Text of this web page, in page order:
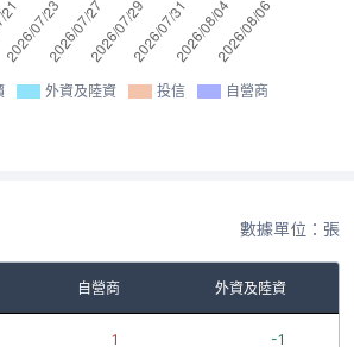
外資及陸資 投信 自營商
數據單位：張
自營商 外資及陸資
1 -1